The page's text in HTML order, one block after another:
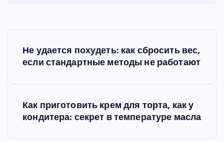
Не удается похудеть: как сбросить вес,
если стандартные методы не работают
Как приготовить крем для торта, как у
кондитера: секрет в температуре масла